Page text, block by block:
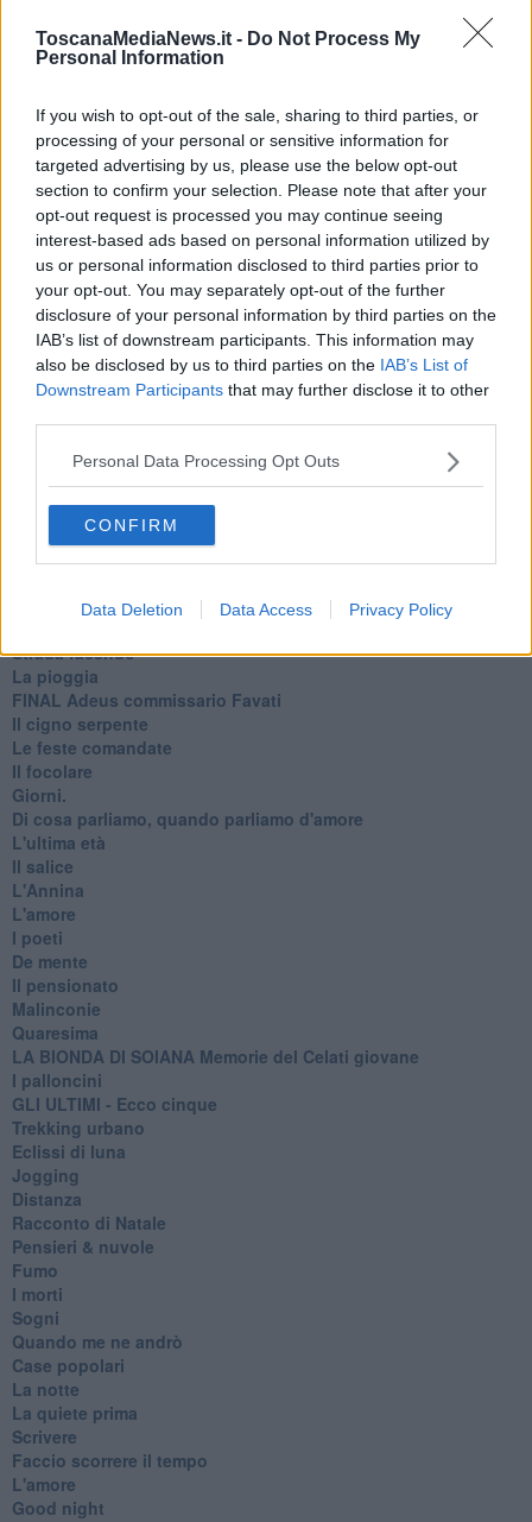
ToscanaMediaNews.it - Do Not Process My
Personal Information
If you wish to opt-out of the sale, sharing to third parties, or
processing of your personal or sensitive information for
targeted advertising by us, please use the below opt-out
section to confirm your selection. Please note that after your
opt-out request is processed you may continue seeing
interest-based ads based on personal information utilized by
us or personal information disclosed to third parties prior to
your opt-out. You may separately opt-out of the further
disclosure of your personal information by third parties on the
IAB’s list of downstream participants. This information may
also be disclosed by us to third parties on the IAB’s List of
Downstream Participants that may further disclose it to other
Personal Data Processing Opt Outs
CONFIRM
Data Deletion Data Access Privacy Policy
Il guardiano
Lo sgombero
Il padre della storia
Pensieri brevi
L'evoluzione della specie
Il servizio
Riflessioni
L'Oscuro
Generazioni
Cristobal
Il paese dei balocchi
Ciò che resta
La balena
Vittorio
La bufera
Elogio dell'ombra
Pensieri
Mono logo
Settembre
Strada facendo
La pioggia
FINAL Adeus commissario Favati
Il cigno serpente
Le feste comandate
Il focolare
Giorni.
Di cosa parliamo, quando parliamo d'amore
L'ultima età
Il salice
L'Annina
L'amore
I poeti
De mente
Il pensionato
Malinconie
Quaresima
LA BIONDA DI SOIANA Memorie del Celati giovane
I palloncini
GLI ULTIMI - Ecco cinque
Trekking urbano
Eclissi di luna
Jogging
Distanza
Racconto di Natale
Pensieri & nuvole
Fumo
I morti
Sogni
Quando me ne andrò
Case popolari
La notte
La quiete prima
Scrivere
Faccio scorrere il tempo
L'amore
Good night